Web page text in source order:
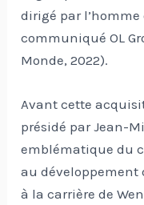
dirigé par l’homme
communiqué OL
Monde, 2022).
Avant cette
présidé par Jean-
emblématique du
au développement
à la carrière de